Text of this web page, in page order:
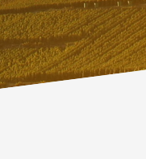
La regione
Promenades
Tutte le
Club Vinum
Actualités